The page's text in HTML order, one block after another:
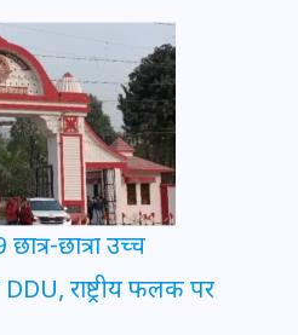
छात्रा उच्च
राष्ट्रीय फलक पर